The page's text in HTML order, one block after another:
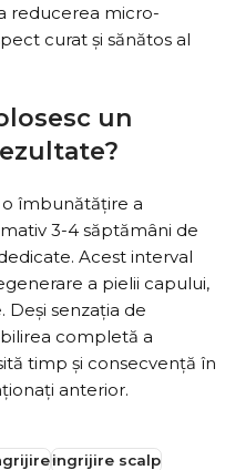
reducerea micro-
curat și sănătos al
un
îmbunătățire a
3-4 săptămâni de
Acest interval
a pielii capului,
Deși senzația de
completă a
timp și consecvență în
anterior.
ingrijire scalp